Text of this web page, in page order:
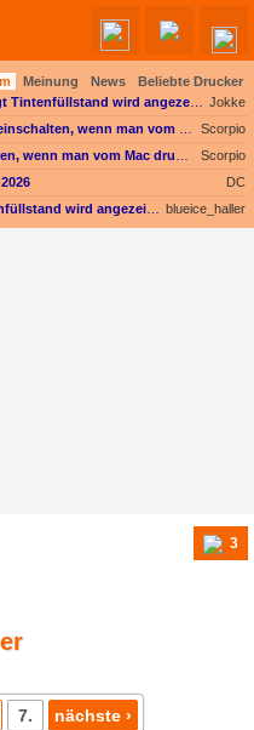
Meinung News
Beliebte Drucker
Jokke
Scorpio
Scorpio
DC
blueice_haller
3
7. nächste ›
geladen...